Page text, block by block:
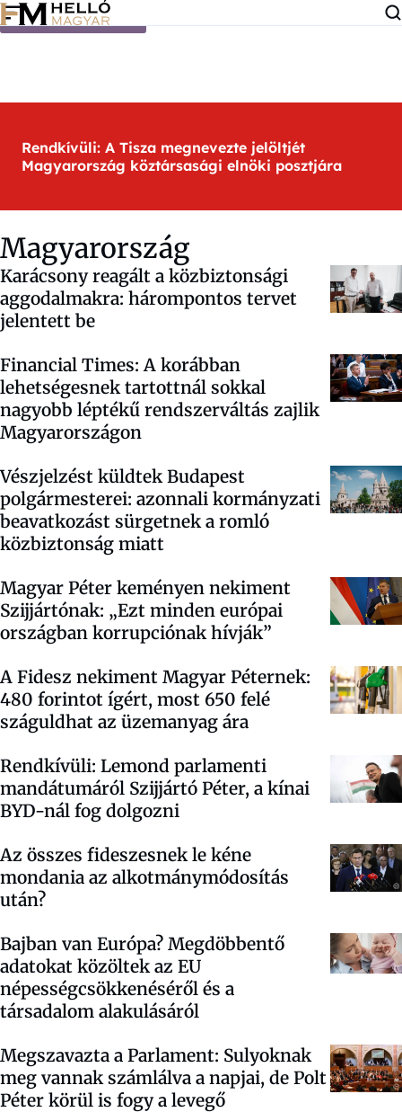
Ugrás a tartalomra
Rendkívüli: A Tisza megnevezte jelöltjét
Magyarország köztársasági elnöki posztjára
Magyarország
Karácsony reagált a közbiztonsági
aggodalmakra: hárompontos tervet
jelentett be
Financial Times: A korábban
lehetségesnek tartottnál sokkal
nagyobb léptékű rendszerváltás zajlik
Magyarországon
Vészjelzést küldtek Budapest
polgármesterei: azonnali kormányzati
beavatkozást sürgetnek a romló
közbiztonság miatt
Magyar Péter keményen nekiment
Szijjártónak: „Ezt minden európai
országban korrupciónak hívják”
A Fidesz nekiment Magyar Péternek:
480 forintot ígért, most 650 felé
száguldhat az üzemanyag ára
Rendkívüli: Lemond parlamenti
mandátumáról Szijjártó Péter, a kínai
BYD-nál fog dolgozni
Az összes fideszesnek le kéne
mondania az alkotmánymódosítás
után?
Bajban van Európa? Megdöbbentő
adatokat közöltek az EU
népességcsökkenéséről és a
társadalom alakulásáról
Megszavazta a Parlament: Sulyoknak
meg vannak számlálva a napjai, de Polt
Péter körül is fogy a levegő